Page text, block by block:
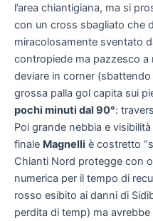
l’area chiantigiana, ma si
con un cross sbagliato che
miracolosamente sventato
contropiede ma pazzesco a
deviare in corner (sbattendo
grossa palla gol capita sui
pochi minuti dal 90°:
Poi grande nebbia e
finale Magnelli è costretto
Chianti Nord protegge con
numerica per il tempo di
rosso esibito ai danni di
perdita di temp) ma